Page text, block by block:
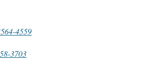
4559
3703